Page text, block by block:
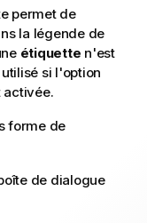
permet de
la légende de
étiquette n'est
si l'option
activée.
forme de
de dialogue